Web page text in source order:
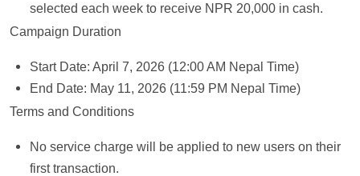
selected each week to receive NPR 20,000 in cash.
Campaign Duration
Start Date: April 7, 2026 (12:00 AM Nepal Time)
End Date: May 11, 2026 (11:59 PM Nepal Time)
Terms and Conditions
No service charge will be applied to new users on their
first transaction.